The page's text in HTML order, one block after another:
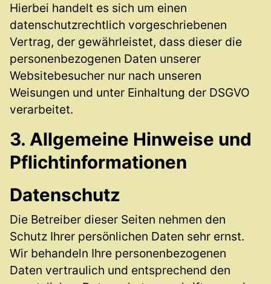
Hierbei handelt es sich um einen
datenschutzrechtlich vorgeschriebenen
Vertrag, der gewährleistet, dass dieser die
personenbezogenen Daten unserer
Websitebesucher nur nach unseren
Weisungen und unter Einhaltung der DSGVO
verarbeitet.
3. Allgemeine Hinweise und
Pflicht­informationen
Datenschutz
Die Betreiber dieser Seiten nehmen den
Schutz Ihrer persönlichen Daten sehr ernst.
Wir behandeln Ihre personenbezogenen
Daten vertraulich und entsprechend den